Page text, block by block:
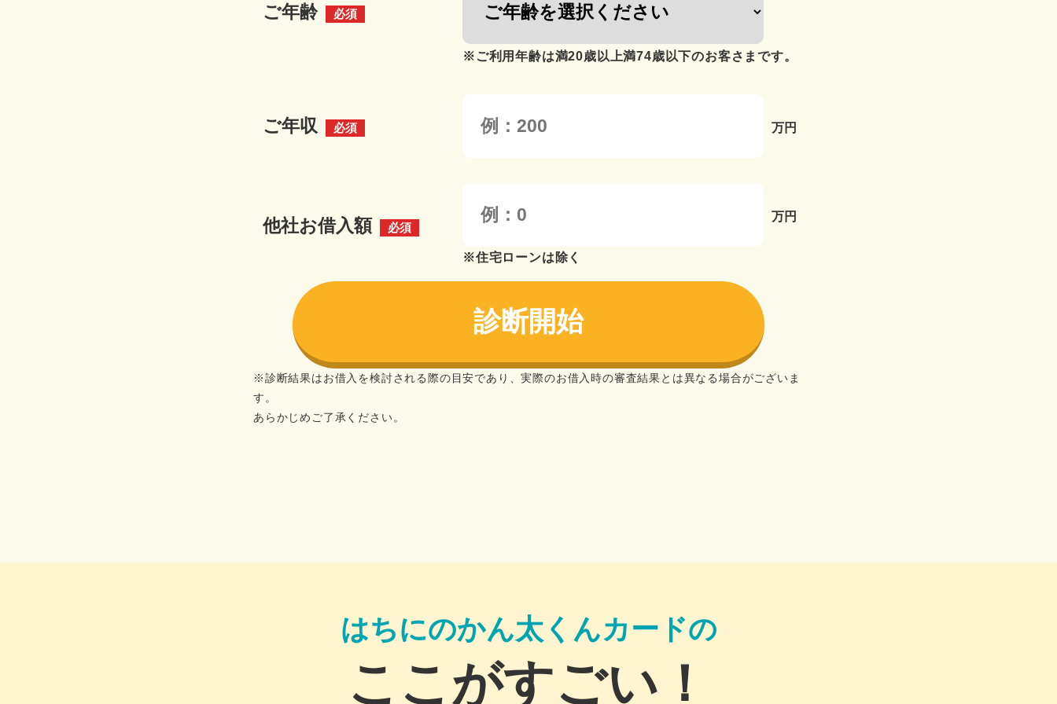
ご年齢 必須
※ご利用年齢は満20歳以上満74歳以下のお客さまです。
ご年収 必須 万円
他社お借入額 必須
万円
※住宅ローンは除く
※診断結果はお借入を検討される際の目安であり、実際のお借入時の審査結果とは異なる場合がございま
す。
あらかじめご了承ください。
はちにのかん太くんカードの
ここがすごい！